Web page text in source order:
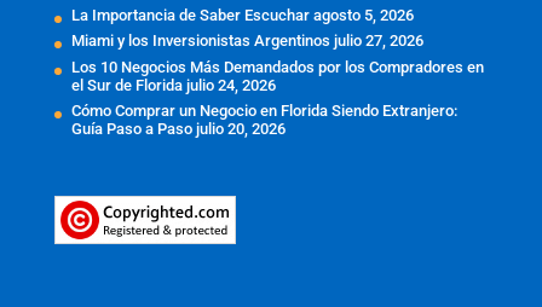
La Importancia de Saber Escuchar agosto 5, 2026
Miami y los Inversionistas Argentinos julio 27, 2026
Los 10 Negocios Más Demandados por los Compradores en
el Sur de Florida julio 24, 2026
Cómo Comprar un Negocio en Florida Siendo Extranjero:
Guía Paso a Paso julio 20, 2026